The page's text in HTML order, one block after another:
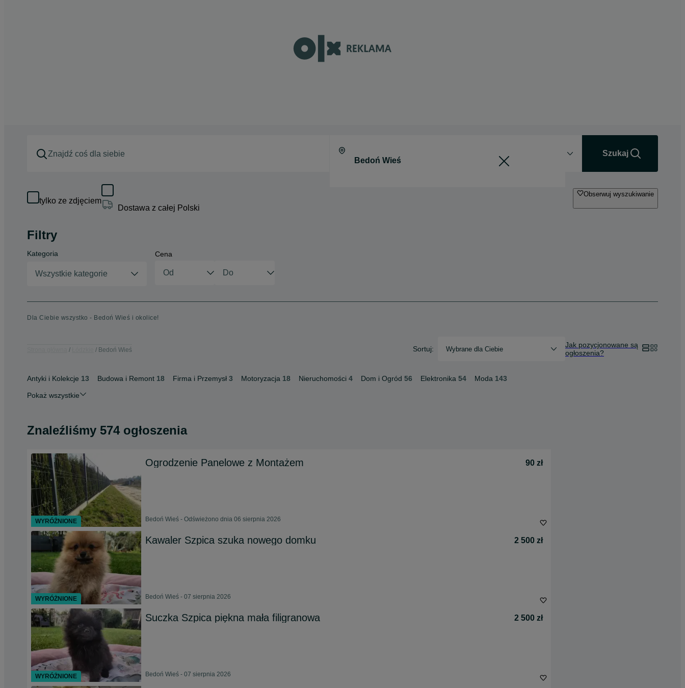
Szukaj
tylko ze zdjęciem
Dostawa z całej Polski
Obserwuj wyszukiwanie
Filtry
Kategoria
Wszystkie kategorie
Cena
Dla Ciebie wszystko - Bedoń Wieś i okolice!
Bedoń Wieś Sortuj: Wybrane dla Ciebie
Jak pozycjonowane są
ogłoszenia?
Antyki i Kolekcje 13 Budowa i Remont 18 Firma i Przemysł 3 Motoryzacja 18 Nieruchomości 4 Dom i Ogród 56 Elektronika 54 Moda 143
Pokaż wszystkie
Znaleźliśmy 574 ogłoszenia
Ogrodzenie Panelowe z Montażem 90 zł
Bedoń Wieś - Odświeżono dnia 06 sierpnia 2026
Kawaler Szpica szuka nowego domku 2 500 zł
Bedoń Wieś - 07 sierpnia 2026
Suczka Szpica piękna mała filigranowa 2 500 zł
Bedoń Wieś - 07 sierpnia 2026
WYRÓŻNIONE
WYRÓŻNIONE
WYRÓŻNIONE